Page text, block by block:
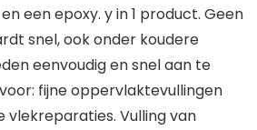
een epoxy. y in 1 product. Geen
snel, ook onder koudere
eenvoudig en snel aan te
fijne oppervlaktevullingen
vlekreparaties. Vulling van